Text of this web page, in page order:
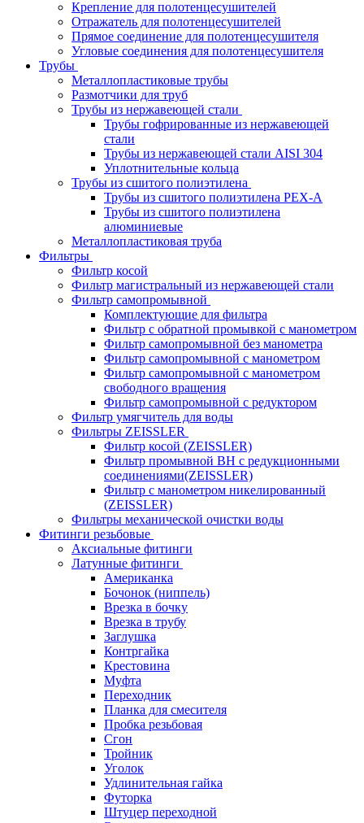
Крепление для полотенцесушителей
Отражатель для полотенцесушителей
Прямое соединение для полотенцесушителя
Угловые соединения для полотенцесушителя
Трубы
Металлопластиковые трубы
Размотчики для труб
Трубы из нержавеющей стали
Трубы гофрированные из нержавеющей
стали
Трубы из нержавеющей стали AISI 304
Уплотнительные кольца
Трубы из сшитого полиэтилена
Трубы из сшитого полиэтилена PEX-A
Трубы из сшитого полиэтилена
алюминиевые
Металлопластиковая труба
Фильтры
Фильтр косой
Фильтр магистральный из нержавеющей стали
Фильтр самопромывной
Комплектующие для фильтра
Фильтр с обратной промывкой c манометром
Фильтр самопромывной без манометра
Фильтр самопромывной с манометром
Фильтр самопромывной с манометром
свободного вращения
Фильтр самопромывной с редуктором
Фильтр умягчитель для воды
Фильтры ZEISSLER
Фильтр косой (ZEISSLER)
Фильтр промывной ВН с редукционными
соединениями(ZEISSLER)
Фильтр с манометром никелированный
(ZEISSLER)
Фильтры механической очистки воды
Фитинги резьбовые
Аксиальные фитинги
Латунные фитинги
Американка
Бочонок (ниппель)
Врезка в бочку
Врезка в трубу
Заглушка
Контргайка
Крестовина
Муфта
Переходник
Планка для смесителя
Пробка резьбовая
Сгон
Тройник
Уголок
Удлинительная гайка
Футорка
Штуцер переходной